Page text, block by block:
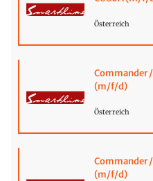
Österreich
Commander /
(m/f/d)
Österreich
Commander
(m/f/d)